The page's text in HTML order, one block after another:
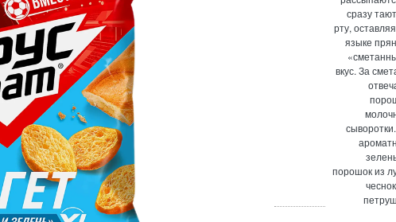
сразу
рту,
языке
вкус. За
порошок из